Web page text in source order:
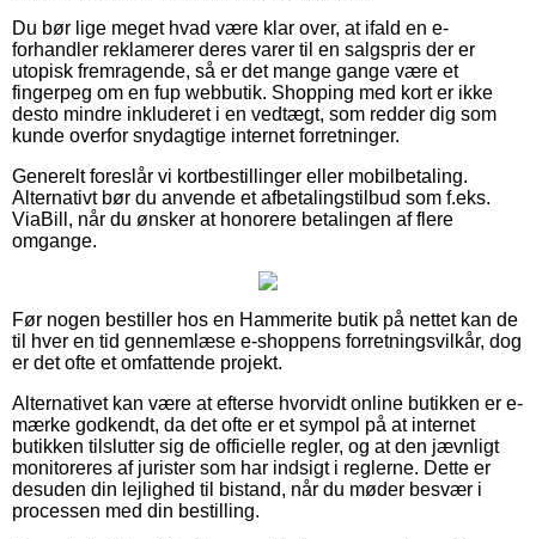
Du bør lige meget hvad være klar over, at ifald en e-
forhandler reklamerer deres varer til en salgspris der er
utopisk fremragende, så er det mange gange være et
fingerpeg om en fup webbutik. Shopping med kort er ikke
desto mindre inkluderet i en vedtægt, som redder dig som
kunde overfor snydagtige internet forretninger.
Generelt foreslår vi kortbestillinger eller mobilbetaling.
Alternativt bør du anvende et afbetalingstilbud som f.eks.
ViaBill, når du ønsker at honorere betalingen af flere
omgange.
Før nogen bestiller hos en Hammerite butik på nettet kan de
til hver en tid gennemlæse e-shoppens forretningsvilkår, dog
er det ofte et omfattende projekt.
Alternativet kan være at efterse hvorvidt online butikken er e-
mærke godkendt, da det ofte er et sympol på at internet
butikken tilslutter sig de officielle regler, og at den jævnligt
monitoreres af jurister som har indsigt i reglerne. Dette er
desuden din lejlighed til bistand, når du møder besvær i
processen med din bestilling.